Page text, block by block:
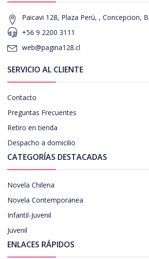
Paicavi 128, Plaza Perú, , Concepcion,
+56 9 2200 3111
web@pagina128.cl
SERVICIO AL CLIENTE
Contacto
Preguntas Frecuentes
Retiro en tienda
Despacho a domicilio
CATEGORÍAS DESTACADAS
Novela Chilena
Novela Contemporanea
Infantil-Juvenil
Juvenil
ENLACES RÁPIDOS